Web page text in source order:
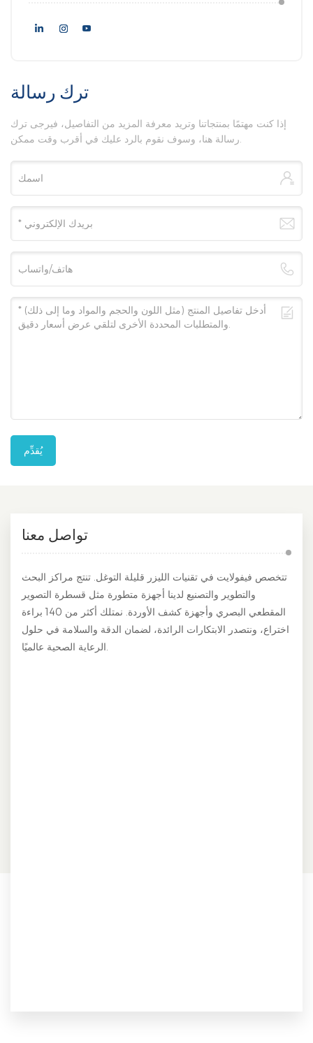
ترك رسالة
إذا كنت مهتمًا بمنتجاتنا وتريد معرفة المزيد من التفاصيل، فيرجى ترك
يُقدِّم
تواصل معنا
تتخصص فيفولايت في تقنيات الليزر قليلة التوغل. تنتج مراكز البحث
والتطوير والتصنيع لدينا أجهزة متطورة مثل قسطرة التصوير
المقطعي البصري وأجهزة كشف الأوردة. نمتلك أكثر من 140 براءة
اختراع، ونتصدر الابتكارات الرائدة، لضمان الدقة والسلامة في حلول